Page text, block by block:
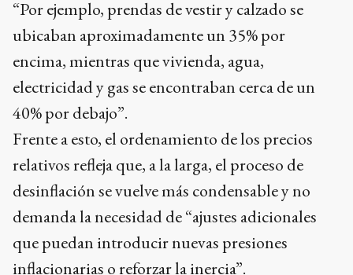
“Por ejemplo, prendas de vestir y calzado se
ubicaban aproximadamente un 35% por
encima, mientras que vivienda, agua,
electricidad y gas se encontraban cerca de un
40% por debajo”.
Frente a esto, el ordenamiento de los precios
relativos refleja que, a la larga, el proceso de
desinflación se vuelve más condensable y no
demanda la necesidad de “ajustes adicionales
que puedan introducir nuevas presiones
inflacionarias o reforzar la inercia”.